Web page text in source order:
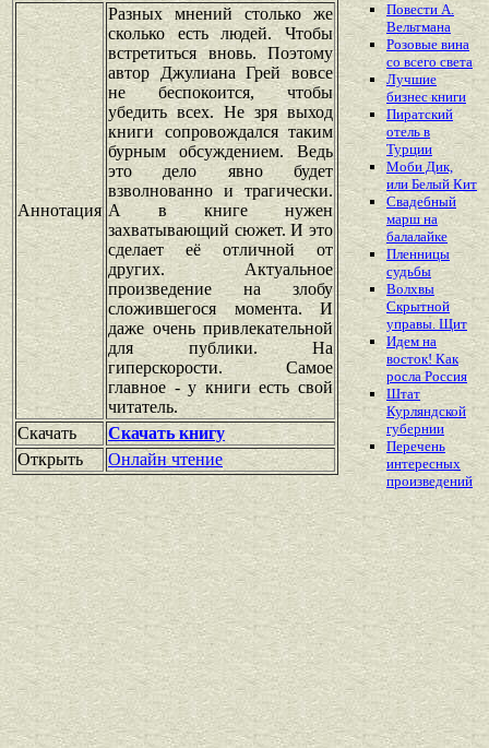
Аннотация
Разных мнений столько же
сколько есть людей. Чтобы
встретиться вновь. Поэтому
автор Джулиана Грей вовсе
не беспокоится, чтобы
убедить всех. Не зря выход
книги сопровождался таким
бурным обсуждением. Ведь
это дело явно будет
взволнованно и трагически.
А в книге нужен
захватывающий сюжет. И это
сделает её отличной от
других. Актуальное
произведение на злобу
сложившегося момента. И
даже очень привлекательной
для публики. На
гиперскорости. Самое
главное - у книги есть свой
читатель.
Скачать
Скачать книгу
Открыть
Онлайн чтение
Повести А.
Вельтмана
Розовые вина
со всего света
Лучшие
бизнес книги
Пиратский
отель в
Турции
Моби Дик,
или Белый Кит
Свадебный
марш на
балалайке
Пленницы
судьбы
Волхвы
Скрытной
управы. Щит
Идем на
восток! Как
росла Россия
Штат
Курляндской
губернии
Перечень
интересных
произведений